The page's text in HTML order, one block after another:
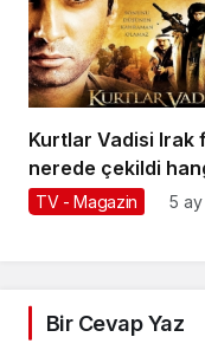
Kurtlar Vadisi Irak
nerede çekildi
şehirde çekildi gişe
TV - Magazin 5
Bir Cevap Yaz